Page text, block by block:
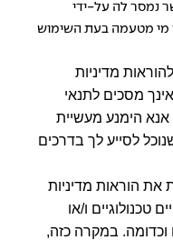
נמסר לה על-ידי
מי מטעמה בעת השימוש
מדיניות
מסכים לתנאי
אנא הימנע מעשיית
לסייע לך בדרכים
הוראות מדיניות
טכנולוגיים ו/או
וכדומה. במקרה כזה,